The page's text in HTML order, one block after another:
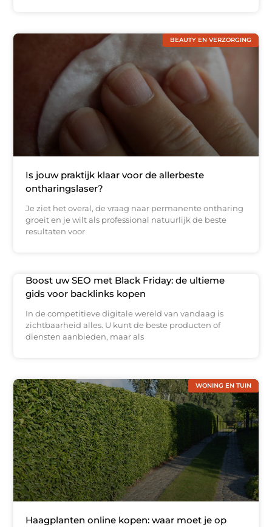
BEAUTY EN VERZORGING
Is jouw praktijk klaar voor de allerbeste
ontharingslaser?
Je ziet het overal, de vraag naar permanente ontharing
groeit en je wilt als professional natuurlijk de beste
resultaten voor
Boost uw SEO met Black Friday: de ultieme
gids voor backlinks kopen
In de competitieve digitale wereld van vandaag is
zichtbaarheid alles. U kunt de beste producten of
diensten aanbieden, maar als
WONING EN TUIN
Haagplanten online kopen: waar moet je op